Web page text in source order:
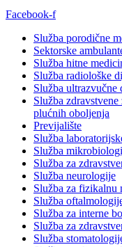
Facebook-f
Služba porodične
Sektorske
Služba hitne
Služba radiološke
Služba ultrazvučne
Služba
plućnih oboljenja
Previjalište
Služba
Služba
Služba za
Služba neurologije
Služba za fizikalnu
Služba
Služba za interne
Služba za
Služba